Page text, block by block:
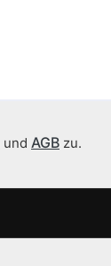
und AGB zu.